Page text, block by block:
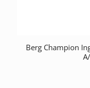
Berg Champion